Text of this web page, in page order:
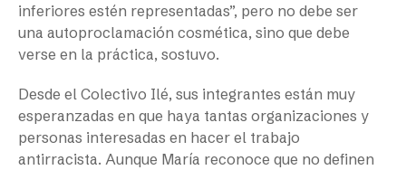
inferiores estén representadas”, pero no debe ser
una autoproclamación cosmética, sino que debe
verse en la práctica, sostuvo.
​​Desde el Colectivo Ilé, sus integrantes están muy
esperanzadas en que haya tantas organizaciones y
personas interesadas en hacer el trabajo
antirracista. Aunque María reconoce que no definen